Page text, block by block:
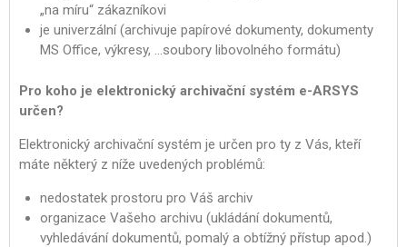
„na míru“ zákazníkovi
je univerzální (archivuje papírové dokumenty, dokumenty
MS Office, výkresy, …soubory libovolného formátu)
Pro koho je elektronický archivační systém e-ARSYS
určen?
Elektronický archivační systém je určen pro ty z Vás, kteří
máte některý z níže uvedených problémů:
nedostatek prostoru pro Váš archiv
organizace Vašeho archivu (ukládání dokumentů,
vyhledávání dokumentů, pomalý a obtížný přístup apod.)